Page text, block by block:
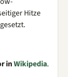
Hitze
inWikipedia.